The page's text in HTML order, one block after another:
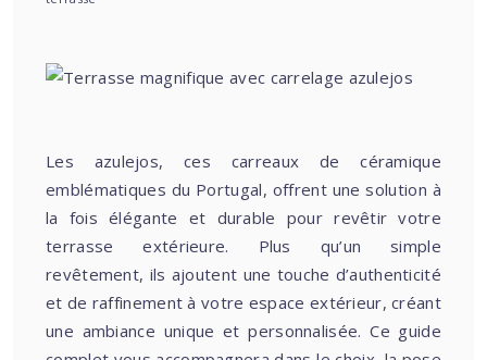
Les azulejos, ces carreaux de céramique
emblématiques du Portugal, offrent une solution à
la fois élégante et durable pour revêtir votre
terrasse extérieure. Plus qu’un simple
revêtement, ils ajoutent une touche d’authenticité
et de raffinement à votre espace extérieur, créant
une ambiance unique et personnalisée. Ce guide